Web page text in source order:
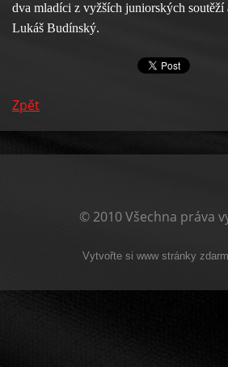
dva mladíci z vyžších juniorských soutěží
Lukáš Budínský.
Zpět
© 2010 Všechna práva
Vytvořte si www stránky